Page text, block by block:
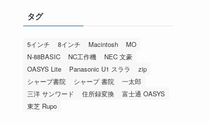
タグ
5インチ 8インチ Macintosh
MO
N-88BASIC
NC工作機
NEC 文豪
OASYS Lite
Panasonic U1 スララ
zip
シャープ書院
シャープ 書院
一太郎
三洋 サンワード
住所録変換
富士通 OASYS
東芝 Rupo